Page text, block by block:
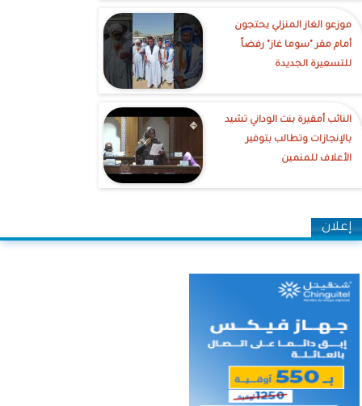
موزعو الغاز المنزلي يحتجون
أمام مقر "سوما غاز" رفضاً
للتسعيرة الجديدة
النائب أمقيرة بنت الوداني تشيد
بالإنجازات وتطالب بتوفير
الأعلاف للمنمين
إعلان